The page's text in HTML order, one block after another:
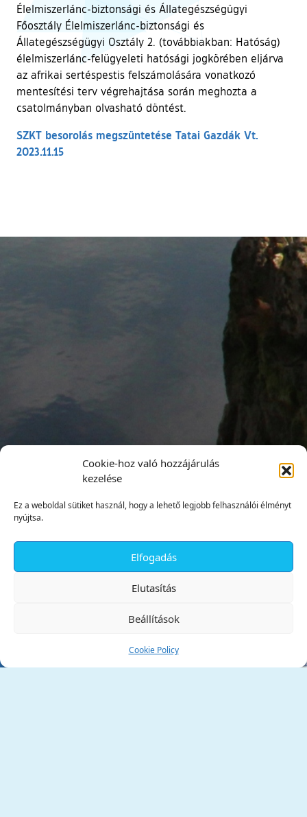
Cookie-hoz való hozzájárulás
kezelése
Ez a weboldal sütiket használ, hogy a lehető legjobb felhasználói élményt
nyújtsa.
Elfogadás
Elutasítás
Beállítások
Cookie Policy
Élelmiszerlánc-biztonsági és Állategészségügyi
Főosztály Élelmiszerlánc-biztonsági és
Állategészségügyi Osztály 2. (továbbiakban: Hatóság)
élelmiszerlánc-felügyeleti hatósági jogkörében eljárva
az afrikai sertéspestis felszámolására vonatkozó
mentesítési terv végrehajtása során meghozta a
csatolmányban olvasható döntést.
SZKT besorolás megszüntetése Tatai Gazdák Vt.
2023.11.15
Tata Város Önkormányzata
✕